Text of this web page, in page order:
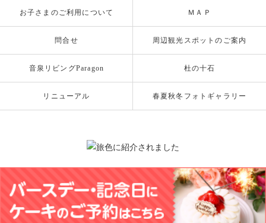
お子さまのご利用について ＭＡＰ
問合せ 周辺観光スポットのご案内
音泉リビングParagon 杜の十石
リニューアル 春夏秋冬フォトギャラリー